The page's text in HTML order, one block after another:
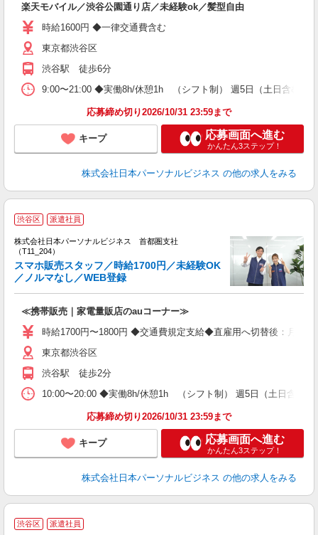
楽天モバイル／渋谷公園通り店／未経験ok／髪型自由
時給1600円 ◆一律交通費含む
東京都渋谷区
渋谷駅 徒歩6分
9:00〜21:00 ◆実働8h/休憩1h （シフト制） 週5日（土日含む）
応募締め切り2026/10/31 23:59まで
キープ 応募画面へ進む
かんたん3ステップ！
株式会社日本パーソナルビジネス の他の求人をみる
渋谷区 派遣社員
株式会社日本パーソナルビジネス 首都圏支社
（T11_204）
スマホ販売スタッフ／時給1700円／未経験OK
／ノルマなし／WEB登録
≪携帯販売｜家電量販店のauコーナー≫
時給1700円〜1800円 ◆交通費規定支給◆直雇用へ切替後：月給
東京都渋谷区
渋谷駅 徒歩2分
10:00〜20:00 ◆実働8h/休憩1h （シフト制） 週5日（土日含む）
応募締め切り2026/10/31 23:59まで
キープ 応募画面へ進む
かんたん3ステップ！
株式会社日本パーソナルビジネス の他の求人をみる
渋谷区 派遣社員